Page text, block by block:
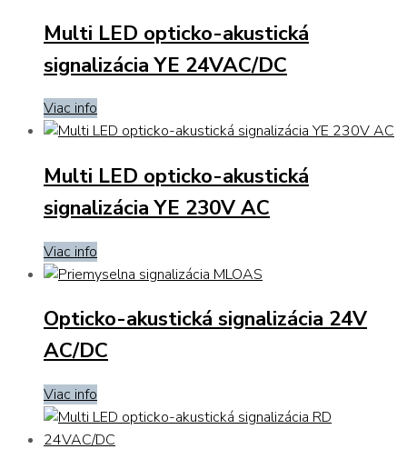
Multi LED opticko-akustická
signalizácia YE 24VAC/DC
Viac info
Multi LED opticko-akustická
signalizácia YE 230V AC
Viac info
Opticko-akustická signalizácia 24V
AC/DC
Viac info